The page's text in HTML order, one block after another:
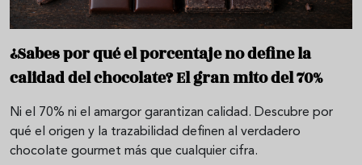
¿Sabes por qué el porcentaje no define la
calidad del chocolate? El gran mito del 70%
Ni el 70% ni el amargor garantizan calidad. Descubre por
qué el origen y la trazabilidad definen al verdadero
chocolate gourmet más que cualquier cifra.